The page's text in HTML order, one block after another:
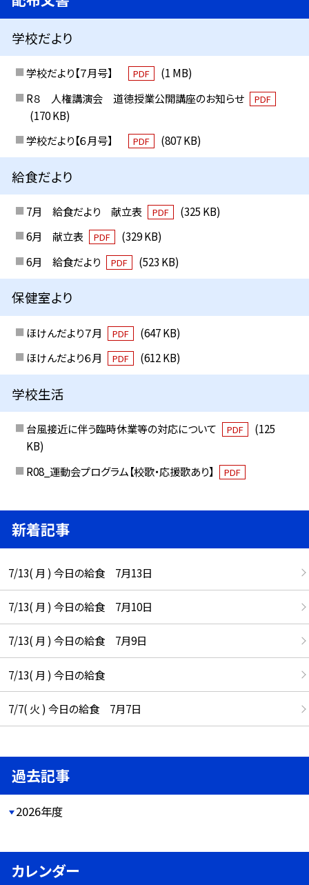
学校だより
学校だより【７月号】 PDF
(1 MB)
R８ 人権講演会 道徳授業公開講座のお知らせ
PDF
(170 KB)
学校だより【６月号】
PDF (807 KB)
給食だより
7月 給食だより 献立表 PDF
(325 KB)
6月 献立表
PDF
(329 KB)
6月 給食だより
PDF (523 KB)
保健室より
ほけんだより７月 PDF
(647 KB)
ほけんだより６月
PDF (612 KB)
学校生活
台風接近に伴う臨時休業等の対応について PDF
(125
KB)
R08_運動会プログラム【校歌・応援歌あり】
PDF
新着記事
7/13( 月 ) 今日の給食 7月13日
7/13( 月 ) 今日の給食 7月10日
7/13( 月 ) 今日の給食 7月9日
7/13( 月 ) 今日の給食
7/7( 火 ) 今日の給食 7月7日
過去記事
2026年度
カレンダー